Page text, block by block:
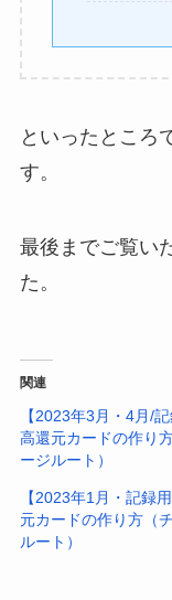
といったところ
す。
最後までご覧い
た。
関連
【2023年3月・4月/記
高還元カードの作り
ージルート）
【2023年1月・記録
元カードの作り方（
ルート）